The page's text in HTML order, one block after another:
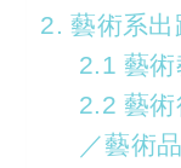
2. 藝術系出
2.1 藝術
2.2 藝術
／藝術